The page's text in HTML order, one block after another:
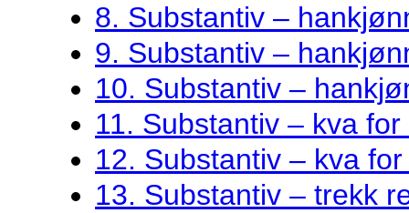
8. Substantiv –
9. Substantiv –
10. Substantiv –
11. Substantiv – kva
12. Substantiv – kva
13. Substantiv – trekk